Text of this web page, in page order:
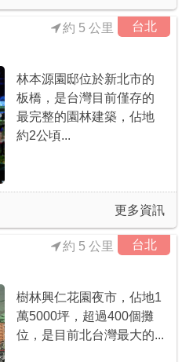
台北
約 5 公里
林本源園邸位於新北市的
板橋，是台灣目前僅存的
最完整的園林建築，佔地
約2公頃...
更多資訊
台北
約 5 公里
樹林興仁花園夜市，佔地1
萬5000坪，超過400個攤
位，是目前北台灣最大的...